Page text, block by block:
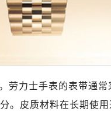
劳力士手表的表带通
。皮质材料在长期使